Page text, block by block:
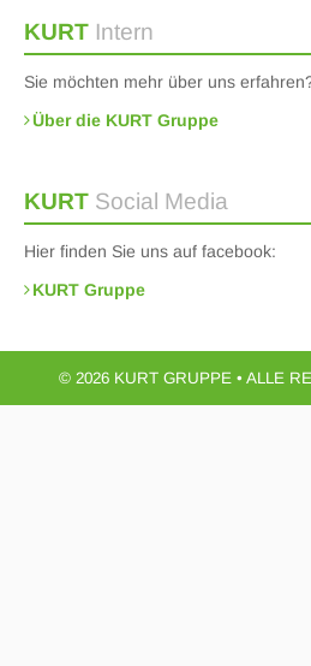
KURT Intern
Sie möchten mehr über uns
Über die KURT Gruppe
KURT Social Media
Hier finden Sie uns auf facebook:
KURT Gruppe
© 2026 KURT GRUPPE • ALLE